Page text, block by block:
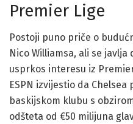
Premier Lige
Postoji puno priče o
Nico Williamsa, ali se
usprkos interesu iz
ESPN izvijestio da
baskijskom klubu s
odšteta od €50 milijuna